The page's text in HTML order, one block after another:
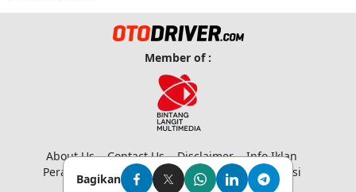
Bagikan
Member of :
About Us Contact Us Disclaimer
Info Iklan
Peraturan Media Siber
Privacy Policy Redaksi